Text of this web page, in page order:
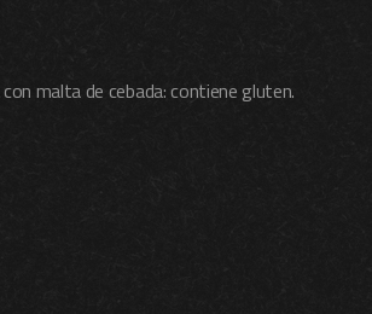
malta de cebada: contiene gluten.